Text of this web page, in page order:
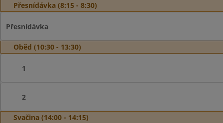
Přesnídávka (8:15 - 8:30)
Přesnídávka
Oběd (10:30 - 13:30)
1
2
Svačina (14:00 - 14:15)